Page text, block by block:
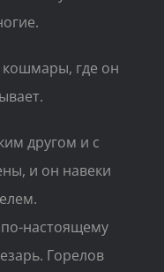
где он
другом и с
и он навеки
настоящему
Горелов